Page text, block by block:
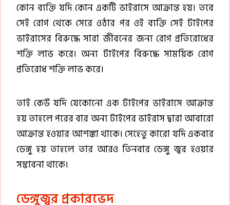
কোন ব্যক্তি যদি কোন একটি ভাইরাসে আক্রান্ত হয়। তবে
সেই রোগ থেকে সেরে ওঠার পর ওই ব্যক্তি সেই টাইপের
ভাইরাসের বিরুদ্ধে সারা জীবনের জন্য রোগ প্রতিরোধের
শক্তি লাভ করে। অন্য টাইপের বিরুদ্ধে সাময়িক রোগ
প্রতিরোধ শক্তি লাভ করে।
তাই কেউ যদি যেকোনো এক টাইপের ভাইরাসে আক্রান্ত
হয় তাহলে পরের বার অন্য টাইপের ভাইরাস দ্বারা আবারো
আক্রান্ত হওয়ার আশঙ্কা থাকে। সেহেতু কারো যদি একবার
ডেঙ্গু হয় তাহলে তার আরও তিনবার ডেঙ্গু জ্বর হওয়ার
সম্ভাবনা থাকে।
ডেঙ্গুজ্বর প্রকারভেদ